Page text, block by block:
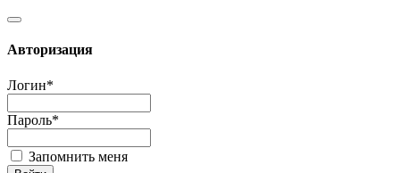
Авторизация
Логин*
Пароль*
Запомнить меня